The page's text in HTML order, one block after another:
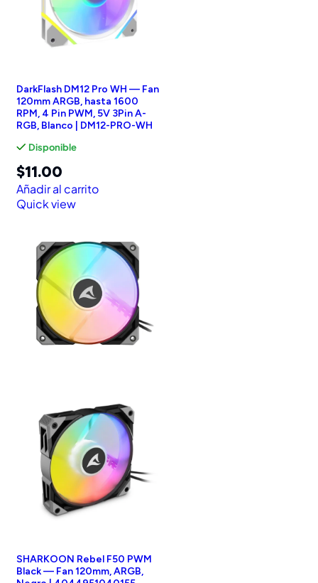
DarkFlash DM12 Pro WH — Fan
120mm ARGB, hasta 1600
RPM, 4 Pin PWM, 5V 3Pin A-
RGB, Blanco | DM12-PRO-WH
Disponible
$11.00
Añadir al carrito
Quick view
SHARKOON Rebel F50 PWM
Black — Fan 120mm, ARGB,